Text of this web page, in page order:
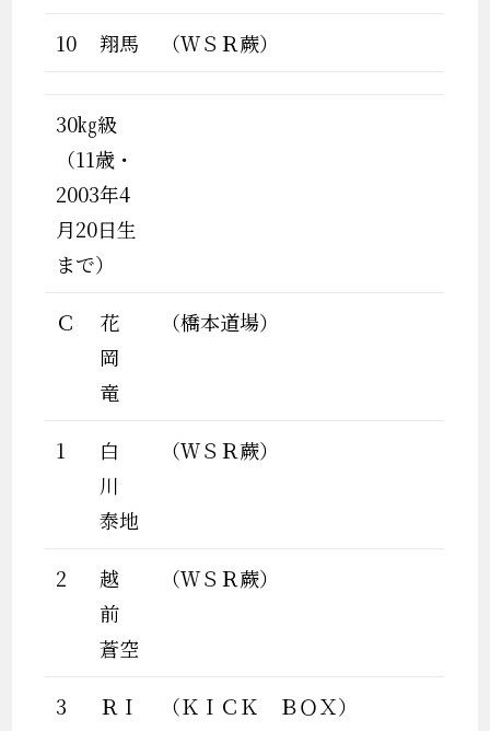
10 翔馬 （ＷＳＲ蕨）
30㎏級
（11歳・
2003年4
月20日生
まで）
Ｃ
花
岡
竜
（橋本道場）
1
白
川
泰地
（ＷＳＲ蕨）
2
越
前
蒼空
（ＷＳＲ蕨）
3
ＲＩ
（ＫＩＣＫ ＢＯＸ）